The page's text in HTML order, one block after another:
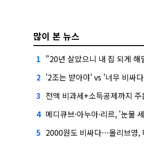
많이 본 뉴스
1 "20년 살았으니 내 집 되게 해
2 '2조는 받아야' vs '너무 비싸다'…공차,
3 전액 비과세+소득공제까지
4 메디큐브·아누아·리르, '눈물 세럼'
5 2000원도 비싸다…올리브영, 다이소 공세